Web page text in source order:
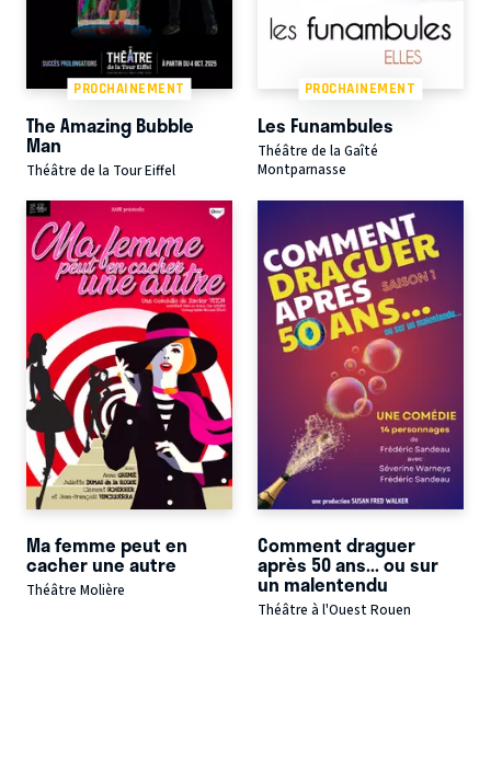
PROCHAINEMENT
The Amazing Bubble
Man
Théâtre de la Tour Eiffel
PROCHAINEMENT
Les Funambules
Théâtre de la Gaîté
Montparnasse
Ma femme peut en
cacher une autre
Théâtre Molière
Comment draguer
après 50 ans... ou sur
un malentendu
Théâtre à l'Ouest Rouen